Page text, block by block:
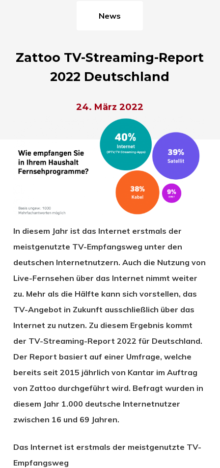
News
Zattoo TV-Streaming-Report
2022 Deutschland
24. März 2022
In diesem Jahr ist das Internet erstmals der
meistgenutzte TV-Empfangsweg unter den
deutschen Internetnutzern. ​​Auch die Nutzung von
Live-Fernsehen über das Internet nimmt weiter
zu. Mehr als die Hälfte kann sich vorstellen, das
TV-Angebot in Zukunft ausschließlich über das
Internet zu nutzen. Zu diesem Ergebnis kommt
der TV-Streaming-Report 2022 für Deutschland.
Der Report basiert auf einer Umfrage, welche
bereits seit 2015 jährlich von Kantar im Auftrag
von Zattoo durchgeführt wird. Befragt wurden in
diesem Jahr 1.000 deutsche Internetnutzer
zwischen 16 und 69 Jahren.
Das Internet ist erstmals der meistgenutzte TV-
Empfangsweg